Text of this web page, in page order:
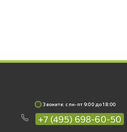
Звоните: c пн-пт 9:00 до 18:00
+7 (495) 698-60-50